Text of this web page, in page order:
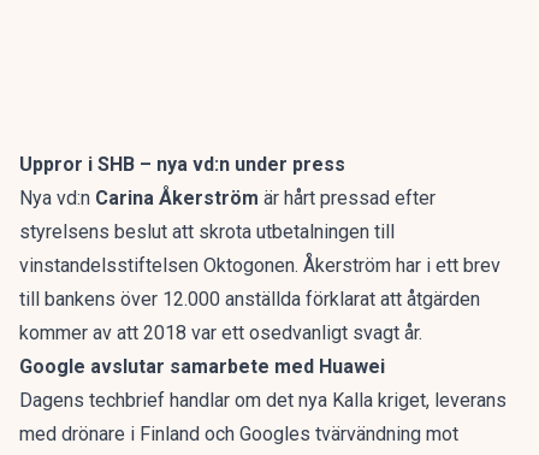
Uppror i SHB – nya vd:n under press
Nya vd:n Carina Åkerström är hårt pressad efter
styrelsens beslut att skrota utbetalningen till
vinstandelsstiftelsen Oktogonen. Åkerström har i ett brev
till bankens över 12.000 anställda förklarat att åtgärden
kommer av att 2018 var ett osedvanligt svagt år.
Google avslutar samarbete med Huawei
Dagens techbrief handlar om det nya Kalla kriget, leverans
med drönare i Finland och Googles tvärvändning mot